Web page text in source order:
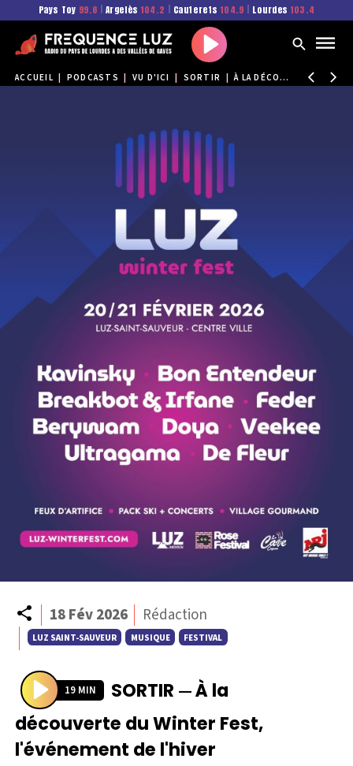
Pays Toy 99.6 Argelès 104.2 Cauterets 104.9 Lourdes 103.4
Play
ACCUEIL PODCASTS VU D'ICI SORTIR À LA DÉCOUVERTE DU WINTER FEST, L'ÉVÉNEMENT DE L'HIVER
Partager
18 Fév 2026 Rédaction
LUZ SAINT-SAUVEUR MUSIQUE FESTIVAL
P
l
a
19 MIN SORTIR —À la
découverte du Winter Fest,
l'événement de l'hiver